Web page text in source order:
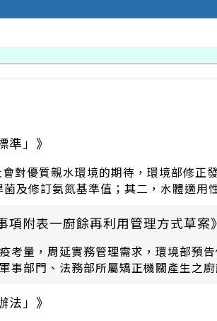
」》
對優質親水環境的期待，環境部修正
及修訂氨氮基準值；其二，水體適用
附表一廚餘再利用管理方式草案》
考量，周延實務管理需求，環境部預
事部門、法務部所屬矯正機關產生之
，以確保畜牧場落實廚餘蒸煮程序及
」》